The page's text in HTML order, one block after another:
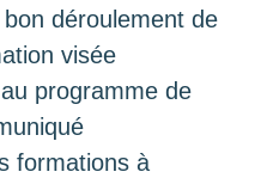
déroulement de
visée
programme de
formations à